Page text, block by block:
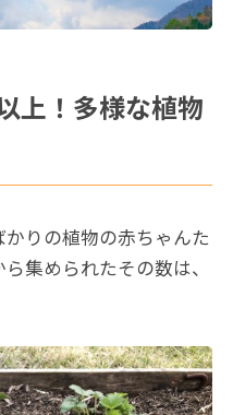
上！多様な植物
りの植物の赤ちゃんた
集められたその数は、